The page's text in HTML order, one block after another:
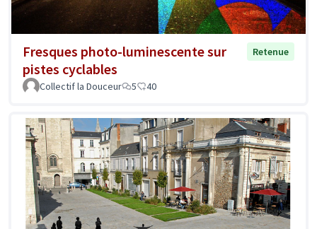
Fresques photo-luminescente sur
pistes cyclables
Retenue
Collectif la Douceur 5 40